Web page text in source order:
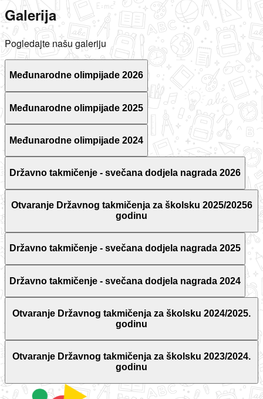
Galerija
Pogledajte našu galeriju
Međunarodne olimpijade 2026
Međunarodne olimpijade 2025
Međunarodne olimpijade 2024
Državno takmičenje - svečana dodjela nagrada 2026
Otvaranje Državnog takmičenja za školsku 2025/20256
godinu
Državno takmičenje - svečana dodjela nagrada 2025
Državno takmičenje - svečana dodjela nagrada 2024
Otvaranje Državnog takmičenja za školsku 2024/2025.
godinu
Otvaranje Državnog takmičenja za školsku 2023/2024.
godinu